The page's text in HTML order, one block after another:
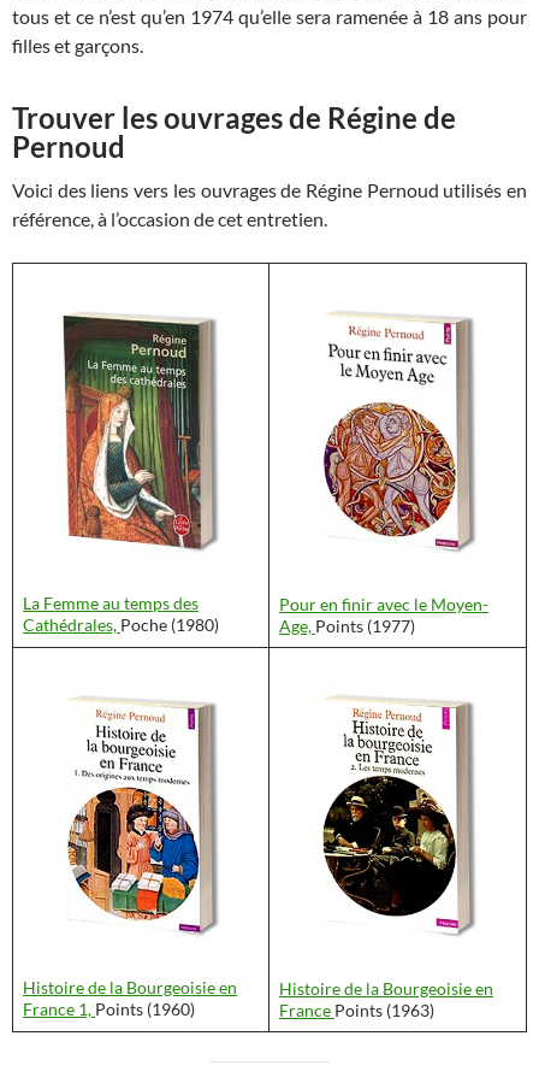
tous et ce n’est qu’en 1974 qu’elle sera ramenée à 18 ans pour
filles et garçons.
Trouver les ouvrages de Régine de
Pernoud
Voici des liens vers les ouvrages de Régine Pernoud utilisés en
référence, à l’occasion de cet entretien.
La Femme au temps des
Cathédrales, Poche (1980)
Pour en finir avec le Moyen-
Age, Points (1977)
Histoire de la Bourgeoisie en
France 1, Points (1960)
Histoire de la Bourgeoisie en
France Points (1963)